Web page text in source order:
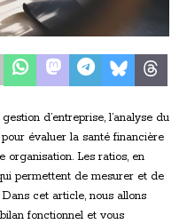
d’entreprise, l’analyse du
évaluer la santé financière
organisation. Les ratios, en
permettent de mesurer et de
cet article, nous allons
fonctionnel et vous